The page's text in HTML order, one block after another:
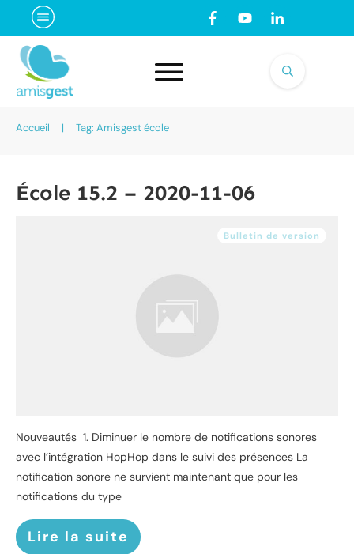
Accueil | Tag: Amisgest école
École 15.2 – 2020-11-06
Bulletin de version
Nouveautés 1. Diminuer le nombre de notifications sonores
avec l’intégration HopHop dans le suivi des présences La
notification sonore ne survient maintenant que pour les
notifications du type
Lire la suite